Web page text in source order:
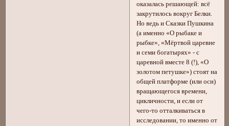
оказалась решающей: всё
закрутилось вокруг Белки.
Но ведь и Сказки Пушкина
(а именно «О рыбаке и
рыбке», «Мёртвой царевне
и семи богатырях» - с
царевной вместе 8 (!), «О
золотом петушке») стоят на
общей платформе (или оси)
вращающегося времени,
цикличности, и если от
чего-то отталкиваться в
исследовании, то именно от